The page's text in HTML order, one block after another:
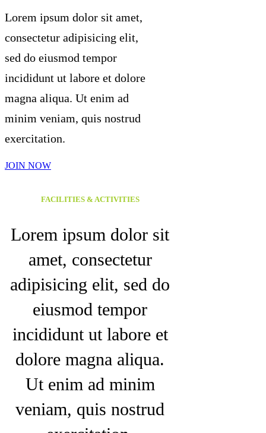
Lorem ipsum dolor sit amet,
consectetur adipisicing elit,
sed do eiusmod tempor
incididunt ut labore et dolore
magna aliqua. Ut enim ad
minim veniam, quis nostrud
exercitation.
JOIN NOW
FACILITIES & ACTIVITIES
Lorem ipsum dolor sit
amet, consectetur
adipisicing elit, sed do
eiusmod tempor
incididunt ut labore et
dolore magna aliqua.
Ut enim ad minim
veniam, quis nostrud